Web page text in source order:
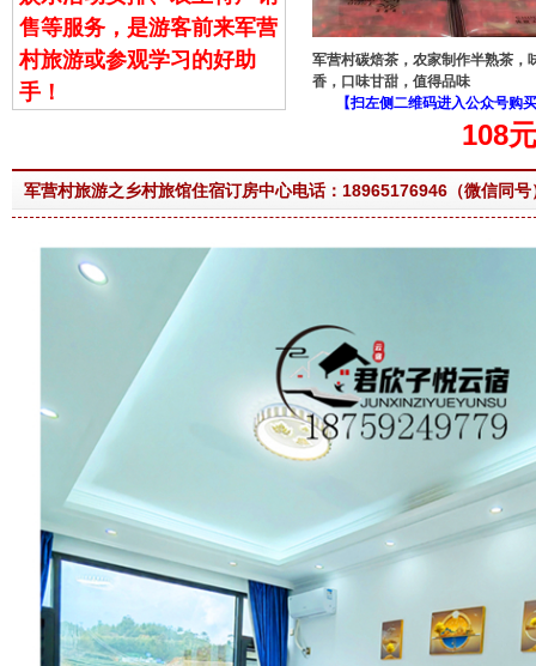
售等服务，是游客前来军营
村旅游或参观学习的好助
手！
军营村碳焙茶，农家制作半熟茶，
香，口味甘甜，值得品味
【扫左侧二维码进入公众号购
108
军营村旅游之乡村旅馆住宿订房中心电话：18965176946（微信同号